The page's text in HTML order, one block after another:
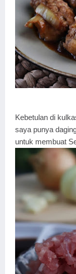
Kebetulan di
saya punya
untuk membuat